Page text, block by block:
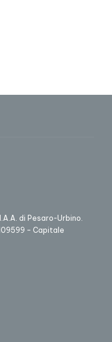
di Pesaro-Urbino.
– Capitale